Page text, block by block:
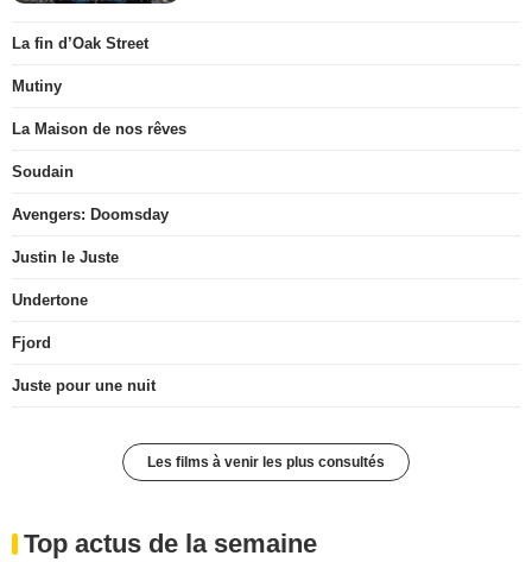
La fin d’Oak Street
Mutiny
La Maison de nos rêves
Soudain
Avengers: Doomsday
Justin le Juste
Undertone
Fjord
Juste pour une nuit
Les films à venir les plus consultés
Top actus de la semaine